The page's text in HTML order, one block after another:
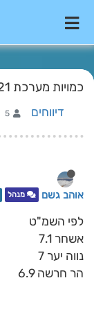
כמויות מערכת 18-21 במרץ
דיווחים 5
אוהב גשם מנהל
לפי השמ"ט
אשחר 7.1
נווה יער 7
הר חרשה 6.9